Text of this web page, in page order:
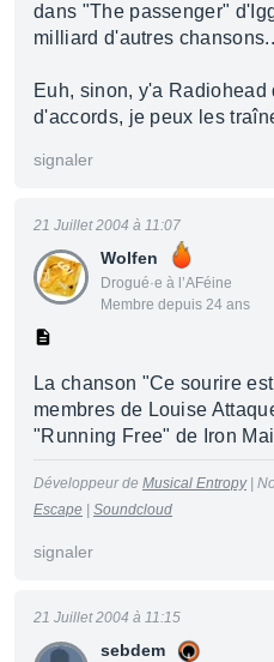
dans "The passenger"
milliard d'autres
Euh, sinon, y'a
d'accords, je peux les
signaler
Wolfen
Drogué·e à l’AFéine
Membre depuis 24 ans
21 Juillet 2004 à 11:07
La chanson "Ce sourire
membres de Louise
"Running Free" de Iron
Développeur de Musical Entropy|
Escape
Soundcloud
signaler
sebdem
21 Juillet 2004 à 11:15